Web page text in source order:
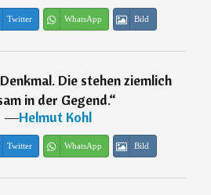
Twitter WhatsApp Bild
Die stehen ziemlich
in der Gegend.“
―Helmut Kohl
Twitter WhatsApp Bild